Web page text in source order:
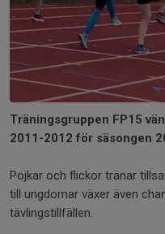
Träningsgruppen FP15
2011-2012 för säsongen
Pojkar och flickor tränar
till ungdomar växer även
tävlingstillfällen.